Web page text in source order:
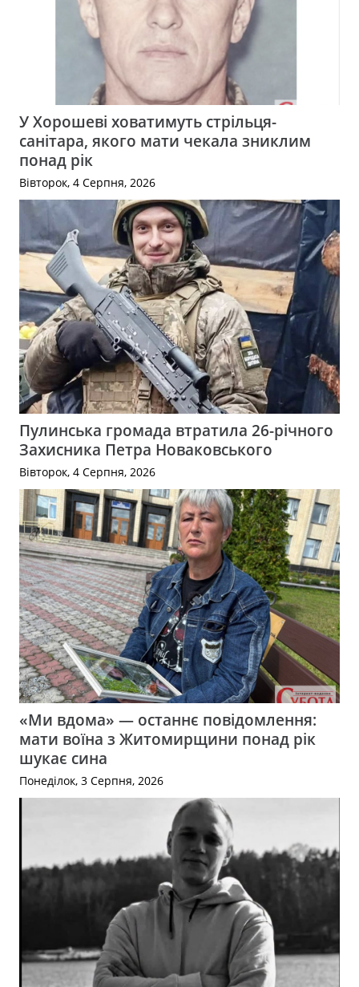
У Хорошеві ховатимуть стрільця-
санітара, якого мати чекала зниклим
понад рік
Вівторок, 4 Серпня, 2026
Пулинська громада втратила 26-річного
Захисника Петра Новаковського
Вівторок, 4 Серпня, 2026
«Ми вдома» — останнє повідомлення:
мати воїна з Житомирщини понад рік
шукає сина
Понеділок, 3 Серпня, 2026